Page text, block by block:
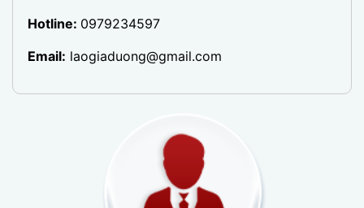
Hotline: 0979234597
Email: laogiaduong@gmail.com